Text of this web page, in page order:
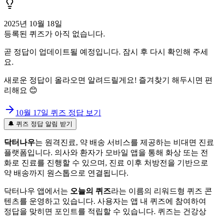
2025년 10월 18일
등록된 퀴즈가 아직 없습니다.
곧 정답이 업데이트될 예정입니다. 잠시 후 다시 확인해 주세
요.
새로운 정답이 올라오면 알려드릴게요! 즐겨찾기 해두시면 편
리해요 😊
10월 17일 퀴즈 정답 보기
🔔 퀴즈 정답 알림 받기
닥터나우는 원격진료, 약 배송 서비스를 제공하는 비대면 진료
플랫폼입니다. 의사와 환자가 모바일 앱을 통해 화상 또는 전
화로 진료를 진행할 수 있으며, 진료 이후 처방전을 기반으로
약 배송까지 원스톱으로 연결됩니다.
닥터나우 앱에서는 오늘의 퀴즈라는 이름의 리워드형 퀴즈 콘
텐츠를 운영하고 있습니다. 사용자는 앱 내 퀴즈에 참여하여
정답을 맞히면 포인트를 적립할 수 있습니다. 퀴즈는 건강상